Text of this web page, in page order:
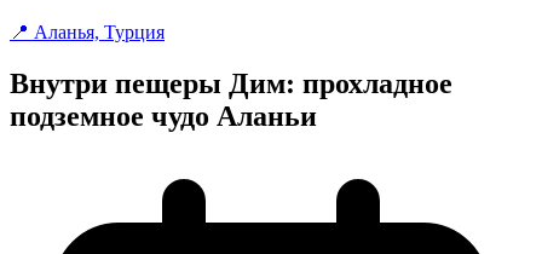
📍 Аланья, Турция
Внутри пещеры Дим: прохладное
подземное чудо Аланьи